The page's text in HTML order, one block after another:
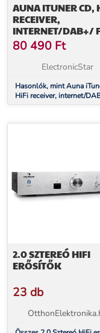
AUNA ITUNER CD,
RECEIVER,
INTERNET/DAB+/
RÁDIÓ, CD-
WIFI, FEKETE
80 490 Ft
ElectronicStar
Hasonlók, mint Auna
HiFi receiver, internet/
rádió, CD-lejátszó, WiFi,
2.0 SZTEREÓ HIFI
ERŐSÍTŐK
23 db